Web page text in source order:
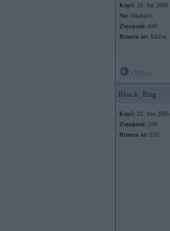
Kopš: 20. Jul 2009
No: Jēkabpils
Ziņojumi: 648
Braucu ar: Xdrive
Black_Bug
Kopš: 22. Jun 2005
Ziņojumi: 268
Braucu ar: E31